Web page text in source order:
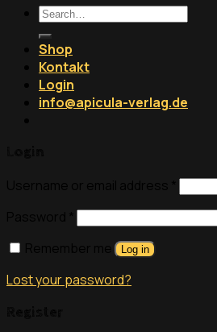
Search
for:
Shop
Kontakt
Login
info@apicula-verlag.de
Log in
Lost your password?